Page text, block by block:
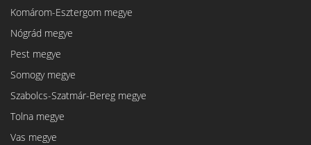
Komárom-Esztergom megye
Nógrád megye
Pest megye
Somogy megye
Szabolcs-Szatmár-Bereg megye
Tolna megye
Vas megye